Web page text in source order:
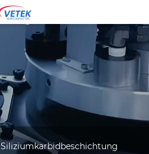
Siliziumkarbidbeschichtung